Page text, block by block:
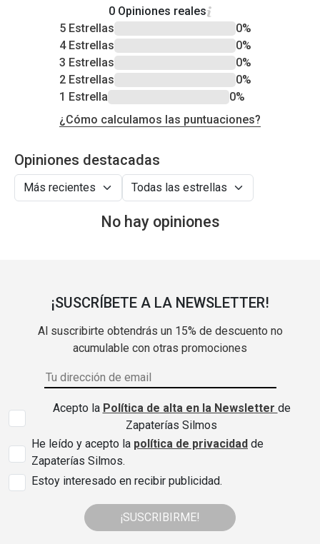
0 Opiniones reales
5 Estrellas
0%
4 Estrellas
0%
3 Estrellas
0%
2 Estrellas
0%
1 Estrella
0%
¿Cómo calculamos las puntuaciones?
Opiniones destacadas
No hay opiniones
¡SUSCRÍBETE A LA NEWSLETTER!
Al suscribirte obtendrás un 15% de descuento no
acumulable con otras promociones
Acepto la Política de alta en la Newsletter de
Zapaterías Silmos
He leído y acepto la política de privacidad de
Zapaterías Silmos.
Estoy interesado en recibir publicidad.
¡SUSCRIBIRME!